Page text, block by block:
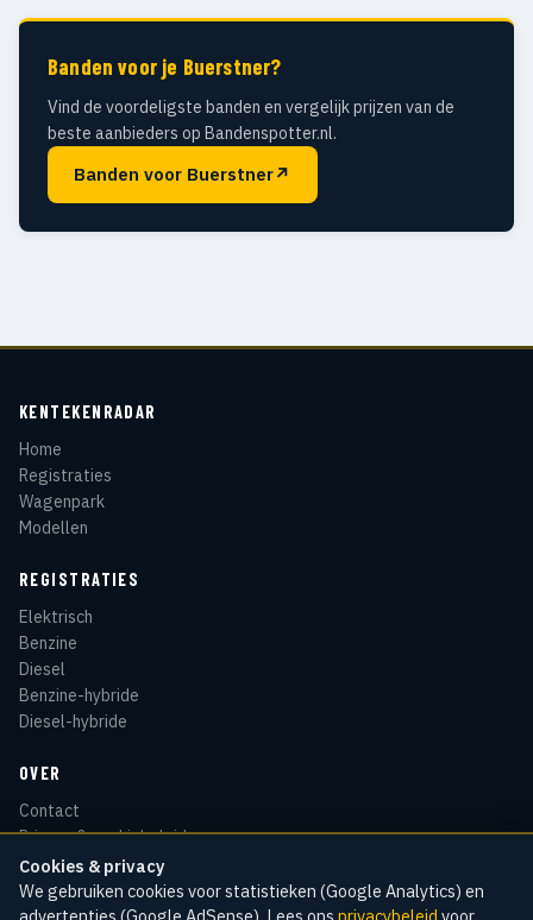
Cookies & privacy
We gebruiken cookies voor statistieken (Google Analytics) en
Banden voor je Buerstner?
Vind de voordeligste banden en vergelijk prijzen van de
beste aanbieders op Bandenspotter.nl.
Banden voor Buerstner↗
KENTEKENRADAR
Home
Registraties
Wagenpark
Modellen
REGISTRATIES
Elektrisch
Benzine
Diesel
Benzine-hybride
Diesel-hybride
OVER
Contact
Privacy & cookiebeleid
Disclaimer
Sitemap